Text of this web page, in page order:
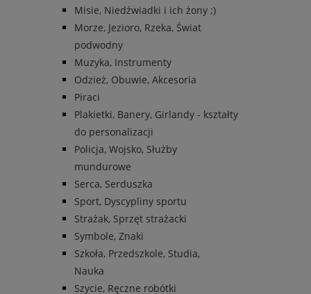
Misie, Niedźwiadki i ich żony ;)
Morze, Jezioro, Rzeka, Świat
podwodny
Muzyka, Instrumenty
Odzież, Obuwie, Akcesoria
Piraci
Plakietki, Banery, Girlandy - kształty
do personalizacji
Policja, Wojsko, Służby
mundurowe
Serca, Serduszka
Sport, Dyscypliny sportu
Strażak, Sprzęt strażacki
Symbole, Znaki
Szkoła, Przedszkole, Studia,
Nauka
Szycie, Ręczne robótki